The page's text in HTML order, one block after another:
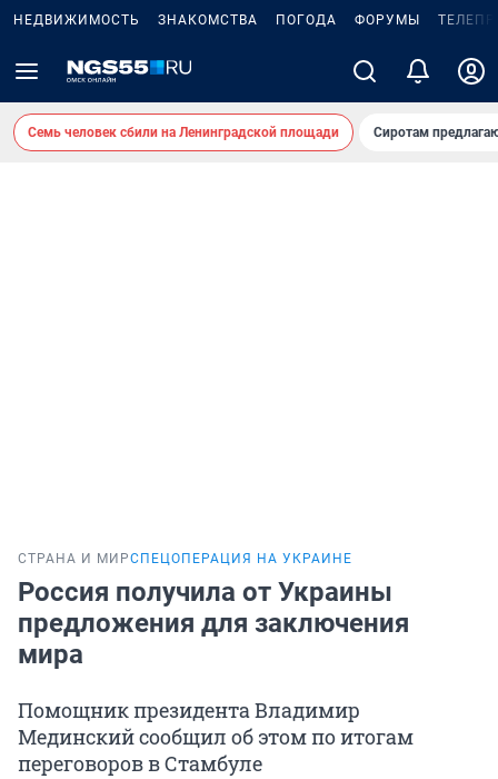
НЕДВИЖИМОСТЬ ЗНАКОМСТВА ПОГОДА ФОРУМЫ
Семь человек сбили на Ленинградской площади Сиротам
СТРАНА И МИРСПЕЦОПЕРАЦИЯ НА УКРАИНЕ
Россия получила от Украины
предложения для заключения
мира
Помощник президента Владимир
Мединский сообщил об этом по итогам
переговоров в Стамбуле